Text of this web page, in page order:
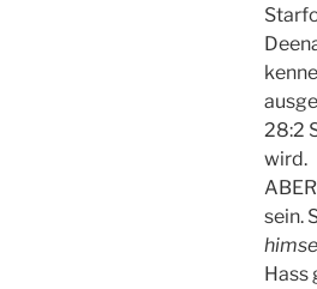
28:2
wird.
sein.
Hass